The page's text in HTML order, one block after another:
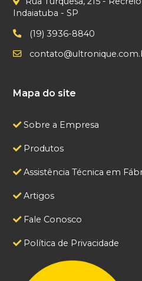
Indaiatuba - SP
(19) 3936-8840
Mapa do site
Sobre a Empresa
Produtos
Assistência Técnica em
Artigos
Fale Conosco
Política de Privacidade